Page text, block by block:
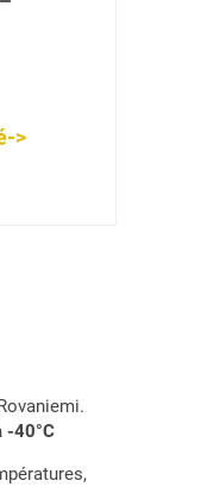
>
-40°C